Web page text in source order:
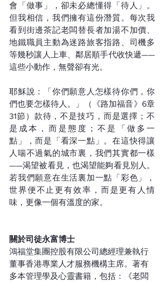
會「做事」，卻未必總懂得「待人」。
但我相信，我們擁有這份潛質。每次我
看到街邊茶記老闆替長者加湯不加價、
地鐵職員主動為迷路旅客指路、司機多
等幾秒讓人上車、鄰居順手代收快遞——
這些小動作，無聲卻有光。
耶穌說：「你們願意人怎樣待你們，你
們也要怎樣待人。」（《路加福音》6章
31節）款待，不是技巧，而是選擇；不
是成本，而是態度；不是「做多一
點」，而是「看深一點」。在這快得讓
人喘不過氣的城市裏，我們其實都一樣
——渴望被看見，也渴望能夠看見別人。
若我們願意在生活裏加一點「彩色」，
世界便不止更有效率，而是更有人情
味，更像一個有溫度的家。
關於司徒永富博士
鴻福堂集團控股有限公司總經理兼執行
董事香港專業人才服務機構主席。著有
多本管理學及心靈書籍，包括：《老闆